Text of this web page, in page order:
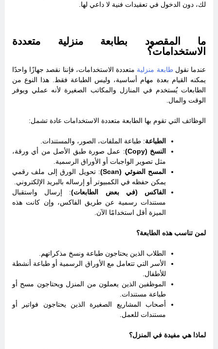
لك، دون الدخول في تعقيدات فنية لا داعي لها.
ما المقصود بطابعة منزلية متعددة
الاستخدامات؟
عندما نقولطابعة منزلية متعددة الاستخدامات، فإننا نقصد جهازًا واحدًا
يمكنه القيام بعدة مهام أساسية، وليس الطباعة فقط. هذا النوع من
الطابعات يُستخدم في المنازل والمكاتب الصغيرة لأنه عملي ويوفر
الوقت والمال.
الوظائف التي تقوم بها الطابعة متعددة الاستخدامات عادة تشمل:
الطباعة: طباعة الملفات، الصور، والمستندات.
النسخ (Copy)
: عمل صورة طبق الأصل من أي ورقة،
مثل تصوير الواجبات أو الأوراق الرسمية.
المسح الضوئي (Scan)
: تحويل الورق إلى ملف رقمي
يمكن حفظه في الكمبيوتر أو إرساله بالبريد الإلكتروني.
الفاكس (في بعض الطابعات): إرسال واستقبال
مستندات رسمية عن طريق الفاكس، وإن كانت هذه
الميزة أقل استخدامًا الآن.
لمن تناسب هذه الطابعة؟
الطلاب الذين يحتاجون طباعة ونسخ مذكراتهم.
الأسر التي تتعامل مع الأوراق الرسمية أو طباعة أنشطة
للأطفال.
الموظفين الذين يعملون من المنزل ويحتاجون مسح أو
طباعة مستندات.
أصحاب المشاريع الصغيرة الذين يحتاجون فواتير أو
مستندات للعمل.
لماذا هي مفيدة في المنزل؟